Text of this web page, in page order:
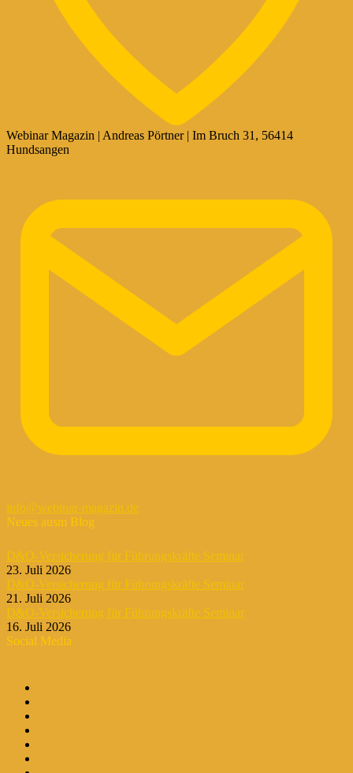
Webinar Magazin | Andreas Pörtner | Im Bruch 31, 56414
Hundsangen
info@webinar-magazin.de
Neues ausm Blog
D&O-Versicherung für Führungskräfte Seminar
23. Juli 2026
D&O-Versicherung für Führungskräfte Seminar
21. Juli 2026
D&O-Versicherung für Führungskräfte Seminar
16. Juli 2026
Social Media